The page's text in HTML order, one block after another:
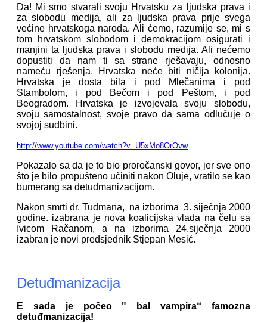
Da! Mi smo stvarali svoju Hrvatsku za ljudska prava i
za slobodu medija, ali za ljudska prava prije svega
većine hrvatskoga naroda. Ali ćemo, razumije se, mi s
tom hrvatskom slobodom i demokracijom osigurati i
manjini ta ljudska prava i slobodu medija. Ali nećemo
dopustiti da nam ti sa strane rješavaju, odnosno
nameću rješenja. Hrvatska neće biti ničija kolonija.
Hrvatska je dosta bila i pod Mlečanima i pod
Stambolom, i pod Bečom i pod Peštom, i pod
Beogradom. Hrvatska je izvojevala svoju slobodu,
svoju samostalnost, svoje pravo da sama odlučuje o
svojoj sudbini.
http://www.youtube.com/watch?v=U5xMo8OrOvw
Pokazalo sa da je to bio proročanski govor, jer sve ono
što je bilo propušteno učiniti nakon Oluje, vratilo se kao
bumerang sa detuđmanizacijom.
Nakon smrti dr. Tuđmana, na izborima 3. siječnja 2000
godine. izabrana je nova koalicijska vlada na čelu sa
Ivicom Račanom, a na izborima 24.siječnja 2000
izabran je novi predsjednik Stjepan Mesić.
Detuđmanizacija
E sada je počeo " bal vampira“ famozna
detuđmanizacija!